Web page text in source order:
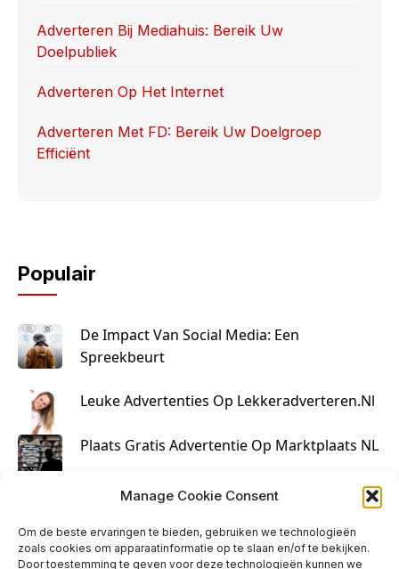
Manage Cookie Consent
Om de beste ervaringen te bieden, gebruiken we technologieën
zoals cookies om apparaatinformatie op te slaan en/of te bekijken.
Door toestemming te geven voor deze technologieën kunnen we
Adverteren Bij Mediahuis: Bereik Uw
Doelpubliek
Adverteren Op Het Internet
Adverteren Met FD: Bereik Uw Doelgroep
Efficiënt
Populair
De Impact Van Social Media: Een
Spreekbeurt
Leuke Advertenties Op Lekkeradverteren.nl
Plaats Gratis Advertentie Op Marktplaats NL
Kruisbestuiving Voor Succesvolle Marketing